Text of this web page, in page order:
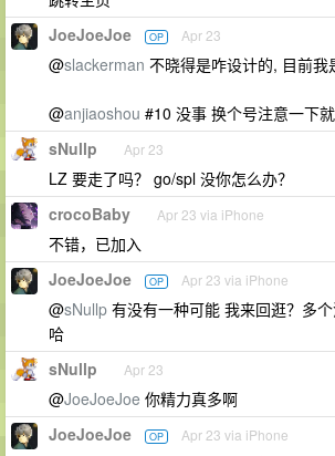
JoeJoeJoe OP Apr 23
@slackerman 不晓得是咋设计的, 目前我
@anjiaoshou #10 没事 换个号注意一下
sNullp Apr 23
LZ 要走了吗？ go/spl 没你怎么办？
crocoBaby Apr 23 via iPhone
不错，已加入
JoeJoeJoe OP Apr 23 via iPhone
@sNullp 有没有一种可能 我来回逛？多
哈
sNullp Apr 23
@JoeJoeJoe 你精力真多啊
JoeJoeJoe OP Apr 23 via iPhone